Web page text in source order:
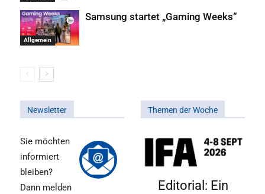
Allgemein
Samsung startet „Gaming Weeks“
Newsletter
Sie möchten
informiert
bleiben?
Dann melden
Themen der Woche
Editorial: Ein